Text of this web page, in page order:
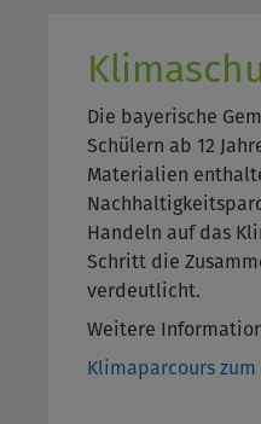
Die bayerische
Schülern ab 12
Materialien
Handeln auf das
Schritt die
verdeutlicht.
Weitere
Klimaparcours zum